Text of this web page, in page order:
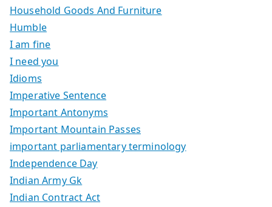
Household Goods And Furniture
Humble
I am fine
I need you
Idioms
Imperative Sentence
Important Antonyms
Important Mountain Passes
important parliamentary terminology
Independence Day
Indian Army Gk
Indian Contract Act